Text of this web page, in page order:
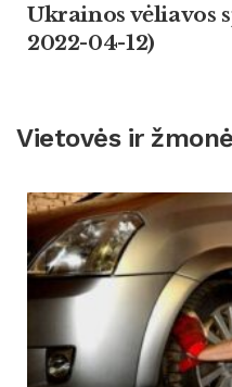
Ukrainos vėliavos
2022-04-12)
Vietovės ir